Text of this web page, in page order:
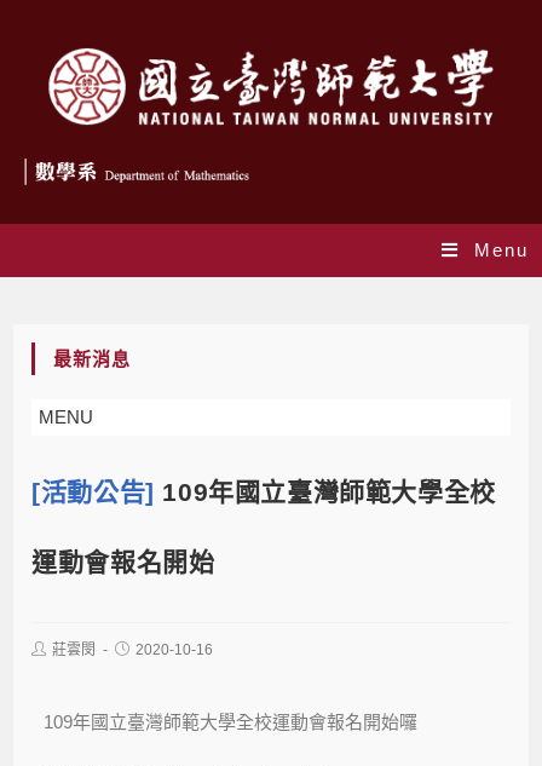
Menu
最新消息
MENU
[活動公告] 109年國立臺灣師範大學全校
運動會報名開始
莊雲閔 2020-10-16
109年國立臺灣師範大學全校運動會報名開始囉